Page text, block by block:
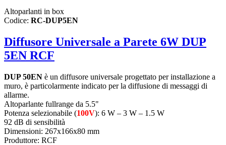
Altoparlanti in box
Codice: RC-DUP5EN
Diffusore Universale a Parete 6W DUP
5EN RCF
DUP 50EN è un diffusore universale progettato per installazione a
muro, è particolarmente indicato per la diffusione di messaggi di
allarme.
Altoparlante fullrange da 5.5"
Potenza selezionabile (100V): 6 W – 3 W – 1.5 W
92 dB di sensibilità
Dimensioni: 267x166x80 mm
Produttore: RCF